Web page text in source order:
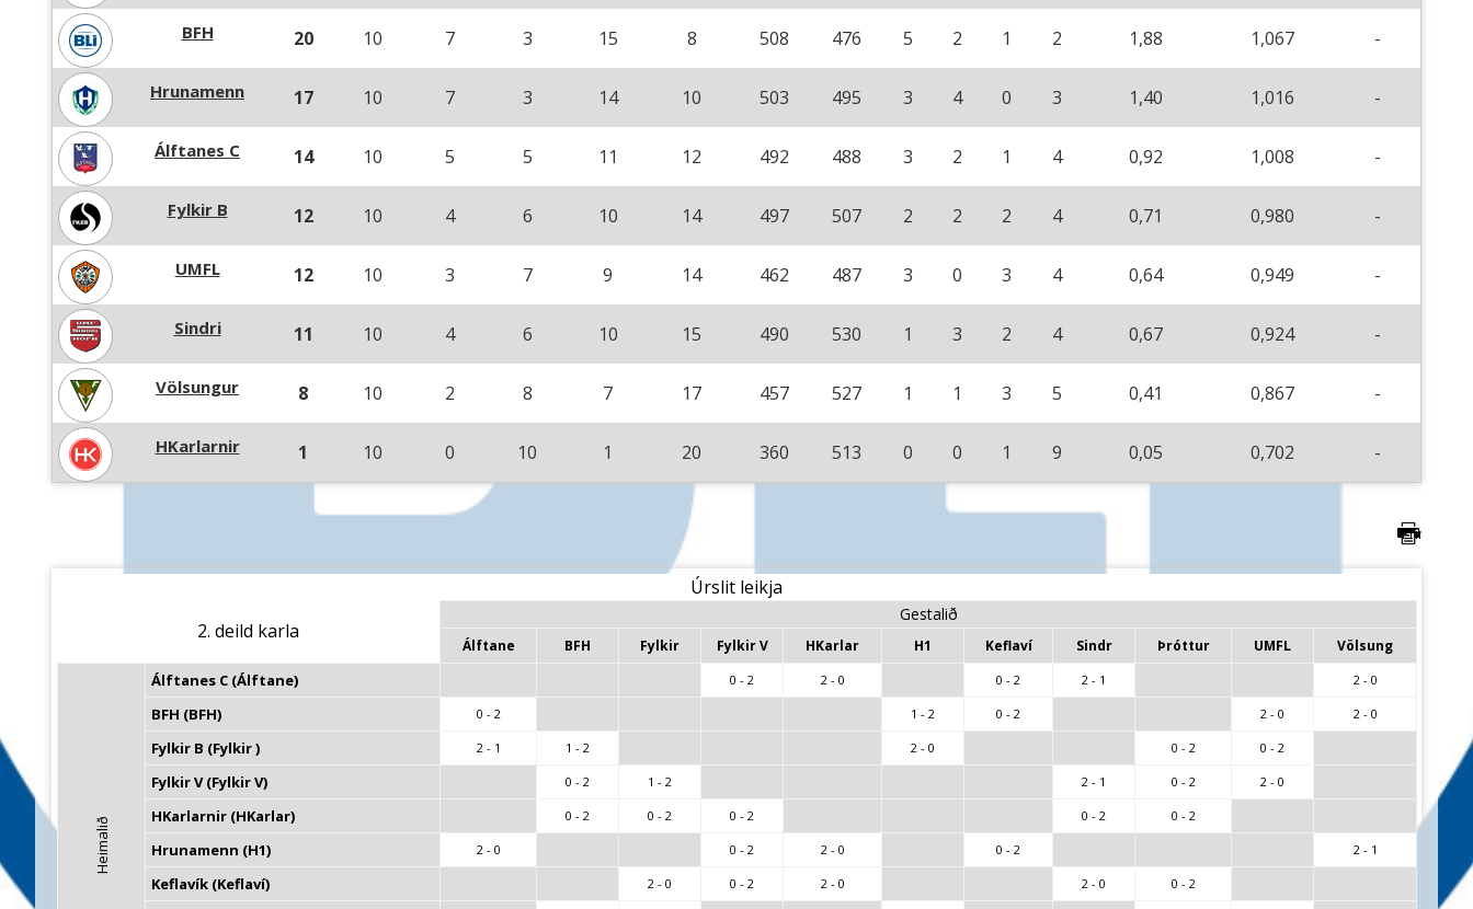
BFH 20 10 7 3 15 8 508 476 5 2 1 2 1,88 1,067 -
Hrunamenn 17 10 7 3 14 10 503 495 3 4 0 3 1,40 1,016 -
Álftanes C 14 10 5 5 11 12 492 488 3 2 1 4 0,92 1,008 -
Fylkir B 12 10 4 6 10 14 497 507 2 2 2 4 0,71 0,980 -
UMFL 12 10 3 7 9 14 462 487 3 0 3 4 0,64 0,949 -
Sindri 11 10 4 6 10 15 490 530 1 3 2 4 0,67 0,924 -
Völsungur 8 10 2 8 7 17 457 527 1 1 3 5 0,41 0,867 -
HKarlarnir 1 10 0 10 1 20 360 513 0 0 1 9 0,05 0,702 -
Úrslit leikja
2. deild karla
Gestalið
Álftane BFH Fylkir Fylkir V HKarlar H1 Keflaví Sindr Þróttur UMFL Völsung
Heimalið
Álftanes C (Álftane) 0 - 2 2 - 0 0 - 2 2 - 1 2 - 0
BFH (BFH) 0 - 2 1 - 2 0 - 2 2 - 0 2 - 0
Fylkir B (Fylkir ) 2 - 1 1 - 2 2 - 0 0 - 2 0 - 2
Fylkir V (Fylkir V) 0 - 2 1 - 2 2 - 1 0 - 2 2 - 0
HKarlarnir (HKarlar) 0 - 2 0 - 2 0 - 2 0 - 2 0 - 2
Hrunamenn (H1) 2 - 0 0 - 2 2 - 0 0 - 2 2 - 1
Keflavík (Keflaví) 2 - 0 0 - 2 2 - 0 2 - 0 0 - 2